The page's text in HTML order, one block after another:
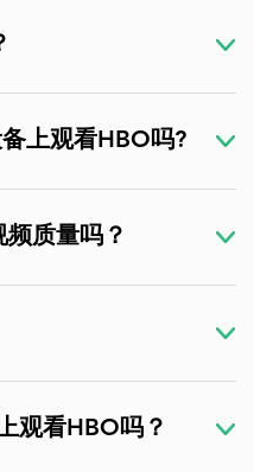
上观看HBO吗?
质量吗？
观看HBO吗？